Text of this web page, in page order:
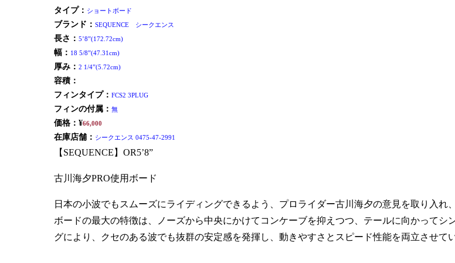
タイプ： ショートボード
ブランド： SEQUENCE シークエンス
長さ： 5’8”(172.72cm)
幅： 18 5/8”(47.31cm)
厚み： 2 1/4”(5.72cm)
容積：
フィンタイプ： FCS2 3PLUG
フィンの付属： 無
価格：¥66,000
在庫店舗： シークエンス 0475-47-2991
【SEQUENCE】OR5’8”
古川海夕PRO使用ボード
日本の小波でもスムーズにライディングできるよう、プロライダー古川海夕​の意見を取り入
ボードの最大の特徴は、ノーズから中央にかけてコンケーブを抑え​つつ、テールに向かって
グにより、クセのある波でも抜群の安定感を発揮し、動​きやすさとスピード性能を両立させてい